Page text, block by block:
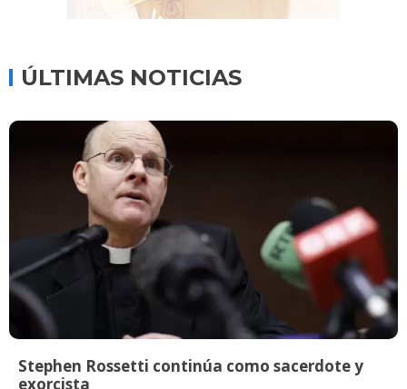
ÚLTIMAS NOTICIAS
Stephen Rossetti continúa como sacerdote y
exorcista